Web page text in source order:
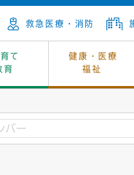
救急医療・消防
て
育
健康・医療
福祉
上下
消費
生涯
幼稚
休日
保健所
レジ
はじめよう、ハマライフ
ラル 土地
環境
市長
選挙